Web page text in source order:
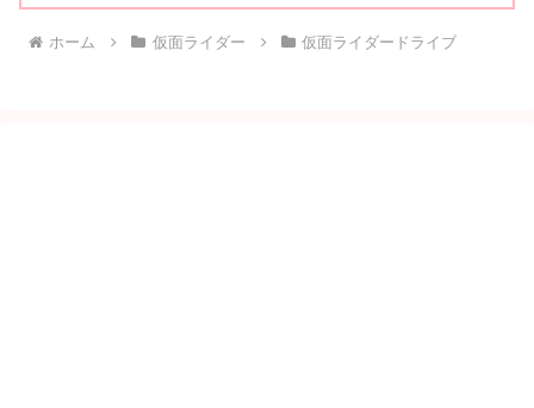
ホーム 仮面ライダー 仮面ライダードライブ